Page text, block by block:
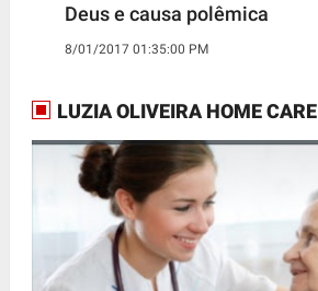
Deus e causa polêmica
8/01/2017 01:35:00 PM
LUZIA OLIVEIRA HOME CARE